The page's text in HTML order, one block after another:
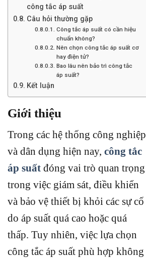
công tắc áp suất
Câu hỏi thường gặp
Công tắc áp suất có cần hiệu
chuẩn không?
Nên chọn công tắc áp suất cơ
hay điện tử?
Bao lâu nên bảo trì công tắc
áp suất?
Kết luận
Giới thiệu
Trong các hệ thống công nghiệp
và dân dụng hiện nay, công tắc
áp suất đóng vai trò quan trọng
trong việc giám sát, điều khiển
và bảo vệ thiết bị khỏi các sự cố
do áp suất quá cao hoặc quá
thấp. Tuy nhiên, việc lựa chọn
công tắc áp suất phù hợp không